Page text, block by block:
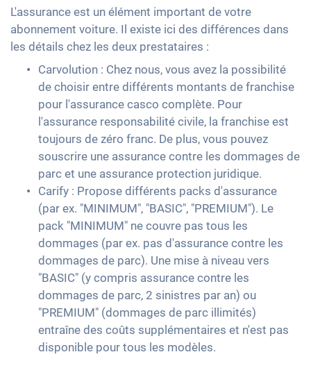
L'assurance est un élément important de votre
abonnement voiture. Il existe ici des différences dans
les détails chez les deux prestataires :
Carvolution : Chez nous, vous avez la possibilité
de choisir entre différents montants de franchise
pour l'assurance casco complète. Pour
l'assurance responsabilité civile, la franchise est
toujours de zéro franc. De plus, vous pouvez
souscrire une assurance contre les dommages de
parc et une assurance protection juridique.
Carify : Propose différents packs d'assurance
(par ex. "MINIMUM", "BASIC", "PREMIUM"). Le
pack "MINIMUM" ne couvre pas tous les
dommages (par ex. pas d'assurance contre les
dommages de parc). Une mise à niveau vers
"BASIC" (y compris assurance contre les
dommages de parc, 2 sinistres par an) ou
"PREMIUM" (dommages de parc illimités)
entraîne des coûts supplémentaires et n'est pas
disponible pour tous les modèles.